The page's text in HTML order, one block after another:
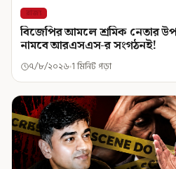
রাজ্য
বিজেপির আমলে শ্রমিক নেতার
নামবে আরএসএস-র সংগঠনই!
৭/৮/২০২৬ 1 মিনিট পড়া